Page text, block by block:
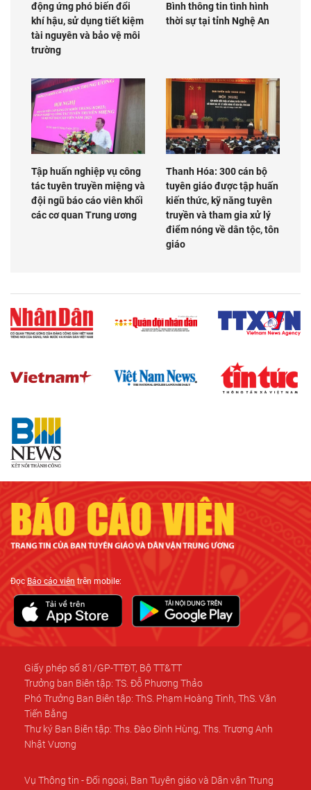
động ứng phó biến đổi
khí hậu, sử dụng tiết kiệm
tài nguyên và bảo vệ môi
trường
Bình thông tin tình hình
thời sự tại tỉnh Nghệ An
Tập huấn nghiệp vụ công
tác tuyên truyền miệng và
đội ngũ báo cáo viên khối
các cơ quan Trung ương
Thanh Hóa: 300 cán bộ
tuyên giáo được tập huấn
kiến thức, kỹ năng tuyên
truyền và tham gia xử lý
điểm nóng về dân tộc, tôn
giáo
ĐọcBáo cáo viên trên mobile:
Giấy phép số 81/GP-TTĐT, Bộ TT&TT
Trưởng ban Biên tập: TS. Đỗ Phương Thảo
Phó Trưởng Ban Biên tập: ThS. Phạm Hoàng Tinh, ThS. Văn
Tiến Bằng
Thư ký Ban Biên tập: Ths. Đào Đình Hùng, Ths. Trương Anh
Nhật Vương
Vụ Thông tin - Đối ngoại, Ban Tuyên giáo và Dân vận Trung